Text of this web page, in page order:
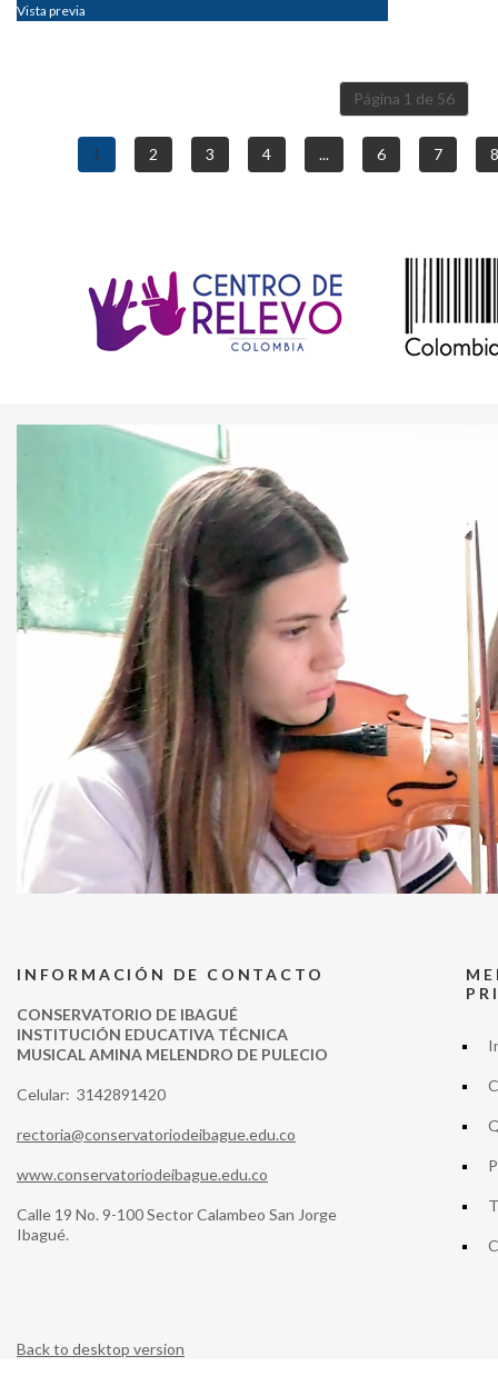
Vista previa
Página 1 de 56
1 2 3 4 ... 6 7 8
INFORMACIÓN DE CONTACTO
CONSERVATORIO DE IBAGUÉ
INSTITUCIÓN EDUCATIVA TÉCNICA
MUSICAL AMINA MELENDRO DE PULECIO
Celular: 3142891420
rectoria@conservatoriodeibague.edu.co
www.conservatoriodeibague.edu.co
Calle 19 No. 9-100 Sector Calambeo San Jorge
Ibagué.
Back to desktop version